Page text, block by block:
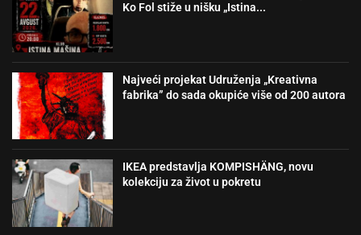
Ko Fol stiže u nišku „Istina...
Najveći projekat Udruženja „Kreativna
fabrika” do sada okupiće više od 200 autora
IKEA predstavlja KOMPISHÄNG, novu
kolekciju za život u pokretu